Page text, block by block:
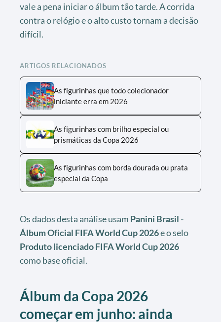
vale a pena iniciar o álbum tão tarde. A corrida
contra o relógio e o alto custo tornam a decisão
difícil.
ARTIGOS RELACIONADOS
As figurinhas que todo colecionador
iniciante erra em 2026
As figurinhas com brilho especial ou
prismáticas da Copa 2026
As figurinhas com borda dourada ou prata
especial da Copa
Os dados desta análise usam Panini Brasil -
Álbum Oficial FIFA World Cup 2026e o selo
Produto licenciado FIFA World Cup 2026
como base oficial.
Álbum da Copa 2026
começar em junho: ainda